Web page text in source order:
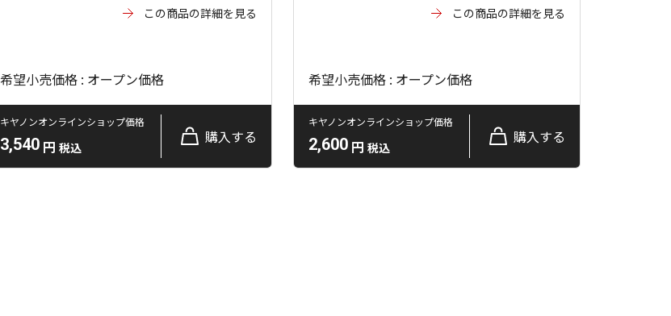
この商品の詳細を見る
希望小売価格 : オープン価格
キヤノンオンラインショップ価格
3,540 円 税込
購入する
この商品の詳細を見る
希望小売価格 : オープン価格
キヤノンオンラインショップ価格
2,600 円 税込
購入する